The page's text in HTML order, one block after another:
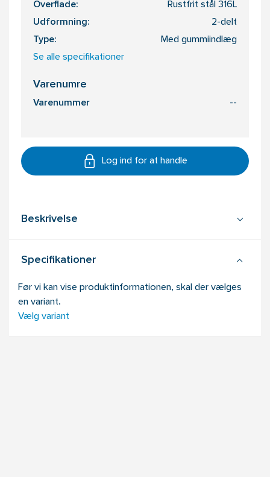
Overflade: Rustfrit stål 316L
Udformning: 2-delt
Type: Med gummiindlæg
Se alle specifikationer
Varenumre
Varenummer --
Log ind for at handle
Beskrivelse
Specifikationer
Før vi kan vise produktinformationen, skal der vælges
en variant.
Vælg variant